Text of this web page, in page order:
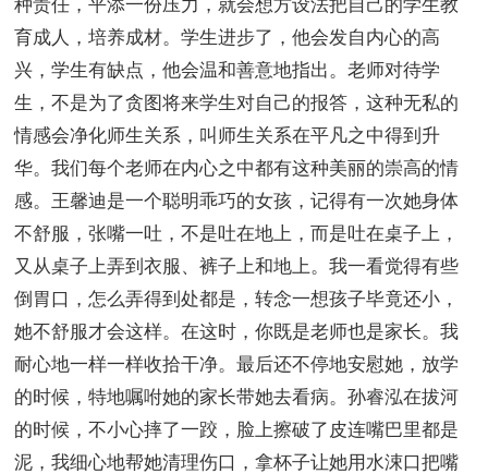
种责任，平添一份压力，就会想方设法把自己的学生教
育成人，培养成材。学生进步了，他会发自内心的高
兴，学生有缺点，他会温和善意地指出。老师对待学
生，不是为了贪图将来学生对自己的报答，这种无私的
情感会净化师生关系，叫师生关系在平凡之中得到升
华。我们每个老师在内心之中都有这种美丽的崇高的情
感。王馨迪是一个聪明乖巧的女孩，记得有一次她身体
不舒服，张嘴一吐，不是吐在地上，而是吐在桌子上，
又从桌子上弄到衣服、裤子上和地上。我一看觉得有些
倒胃口，怎么弄得到处都是，转念一想孩子毕竟还小，
她不舒服才会这样。在这时，你既是老师也是家长。我
耐心地一样一样收拾干净。最后还不停地安慰她，放学
的时候，特地嘱咐她的家长带她去看病。孙睿泓在拔河
的时候，不小心摔了一跤，脸上擦破了皮连嘴巴里都是
泥，我细心地帮她清理伤口，拿杯子让她用水涑口把嘴